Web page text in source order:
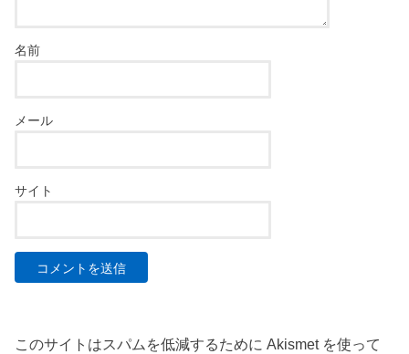
名前
メール
サイト
このサイトはスパムを低減するために Akismet を使って